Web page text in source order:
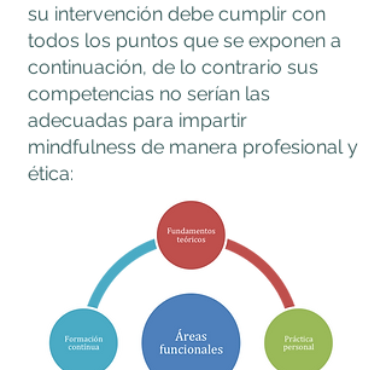
su intervención debe cumplir con
todos los puntos que se exponen a
continuación, de lo contrario sus
competencias no serían las
adecuadas para impartir
mindfulness de manera profesional y
ética: